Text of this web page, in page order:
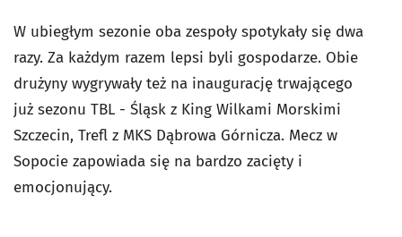
W ubiegłym sezonie oba zespoły spotykały się dwa
razy. Za każdym razem lepsi byli gospodarze. Obie
drużyny wygrywały też na inaugurację trwającego
już sezonu TBL - Śląsk z King Wilkami Morskimi
Szczecin, Trefl z MKS Dąbrowa Górnicza. Mecz w
Sopocie zapowiada się na bardzo zacięty i
emocjonujący.